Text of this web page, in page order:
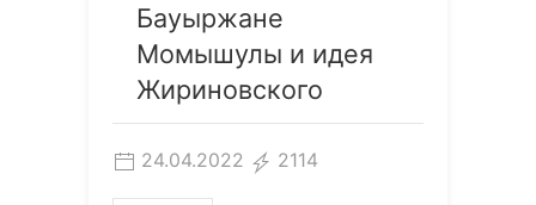
Бауыржане
Момышулы и идея
Жириновского
24.04.2022 2114